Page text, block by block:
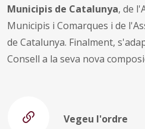
Municipis de Catalunya, de
Municipis i Comarques i de
de Catalunya. Finalment,
Consell a la seva nova
Vegeu l'ordre